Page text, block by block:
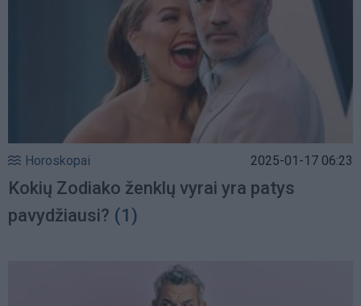
Horoskopai 2025-01-17 06:23
Kokių Zodiako ženklų vyrai yra patys
pavydžiausi? (1)